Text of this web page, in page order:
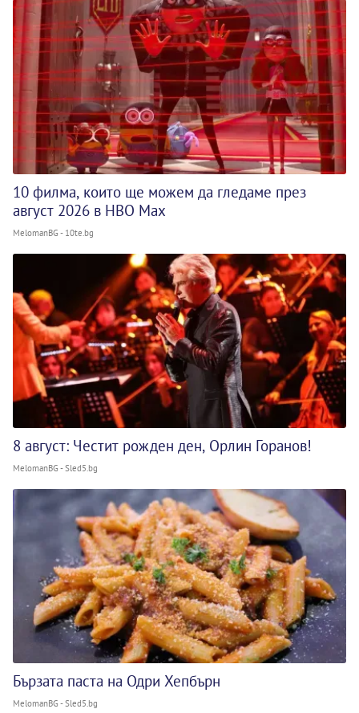
10 филма, които ще можем да гледаме през
август 2026 в HBO Max
MelomanBG - 10te.bg
8 август: Честит рожден ден, Орлин Горанов!
MelomanBG - Sled5.bg
Бързата паста на Одри Хепбърн
MelomanBG - Sled5.bg